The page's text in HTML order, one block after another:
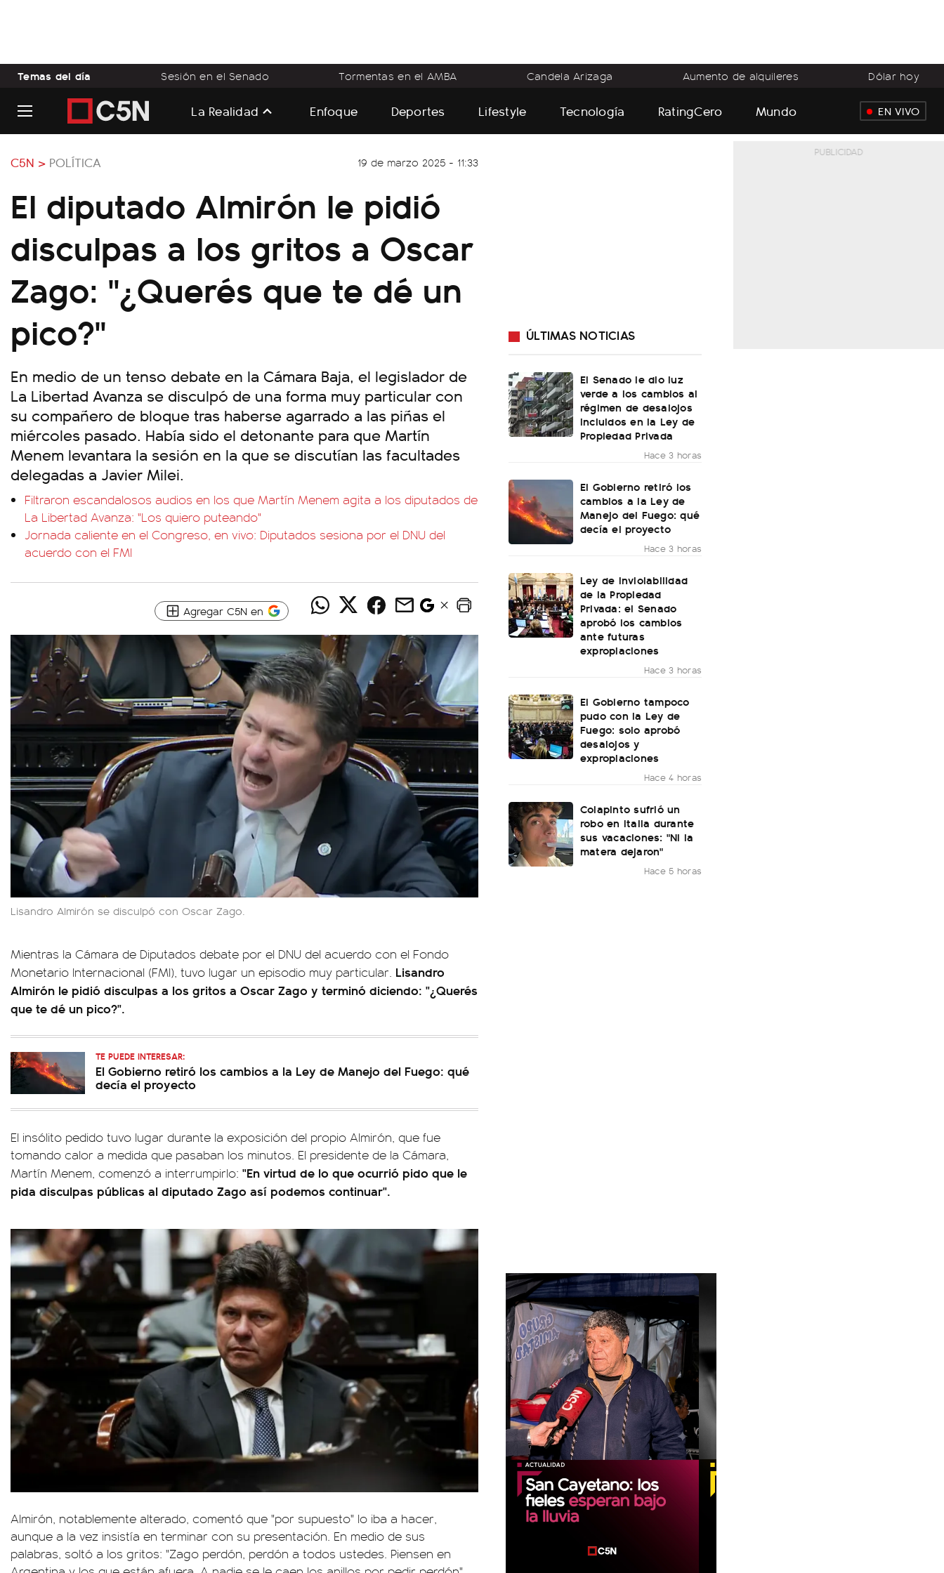
Temas del día Sesión en el Senado Tormentas en el AMBA Candela Arizaga Aumento de alquileres Dólar hoy
La Realidad Enfoque Deportes Lifestyle Tecnología RatingCero Mundo EN VIVO
C5N > POLÍTICA 19 de marzo 2025 - 11:33
El diputado Almirón le pidió
disculpas a los gritos a Oscar
Zago: "¿Querés que te dé un
pico?"
En medio de un tenso debate en la Cámara Baja, el legislador de
La Libertad Avanza se disculpó de una forma muy particular con
su compañero de bloque tras haberse agarrado a las piñas el
miércoles pasado. Había sido el detonante para que Martín
Menem levantara la sesión en la que se discutían las facultades
delegadas a Javier Milei.
Filtraron escandalosos audios en los que Martín Menem agita a los diputados de
La Libertad Avanza: "Los quiero puteando"
Jornada caliente en el Congreso, en vivo: Diputados sesiona por el DNU del
acuerdo con el FMI
Agregar C5N en
Lisandro Almirón se disculpó con Oscar Zago.
Mientras la Cámara de Diputados debate por el DNU del acuerdo con el Fondo
Monetario Internacional (FMI), tuvo lugar un episodio muy particular. Lisandro
Almirón le pidió disculpas a los gritos a Oscar Zago y terminó diciendo: "¿Querés
que te dé un pico?".
TE PUEDE INTERESAR:
El Gobierno retiró los cambios a la Ley de Manejo del Fuego: qué
decía el proyecto
El insólito pedido tuvo lugar durante la exposición del propio Almirón, que fue
tomando calor a medida que pasaban los minutos. El presidente de la Cámara,
Martín Menem, comenzó a interrumpirlo: "En virtud de lo que ocurrió pido que le
pida disculpas públicas al diputado Zago así podemos continuar".
Almirón, notablemente alterado, comentó que "por supuesto" lo iba a hacer,
aunque a la vez insistía en terminar con su presentación. En medio de sus
palabras, soltó a los gritos: "Zago perdón, perdón a todos ustedes. Piensen en
ÚLTIMAS NOTICIAS
El Senado le dio luz
verde a los cambios al
régimen de desalojos
incluidos en la Ley de
Propiedad Privada
Hace 3 horas
El Gobierno retiró los
cambios a la Ley de
Manejo del Fuego: qué
decía el proyecto
Hace 3 horas
Ley de Inviolabilidad
de la Propiedad
Privada: el Senado
aprobó los cambios
ante futuras
expropiaciones
Hace 3 horas
El Gobierno tampoco
pudo con la Ley de
Fuego: solo aprobó
desalojos y
expropiaciones
Hace 4 horas
Colapinto sufrió un
robo en Italia durante
sus vacaciones: "Ni la
matera dejaron"
Hace 5 horas